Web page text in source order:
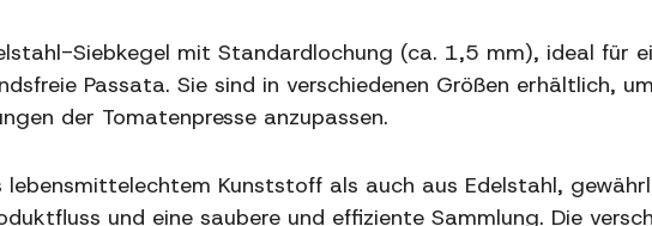
Siebkegel mit Standardlochung (ca. 1,5 mm), ideal für
Passata. Sie sind in verschiedenen Größen erhältlich,
der Tomatenpresse anzupassen.
lebensmittelechtem Kunststoff als auch aus Edelstahl,
und eine saubere und effiziente Sammlung. Die